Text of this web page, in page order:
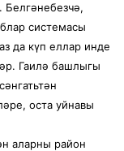
Белгәнебезчә,
системасы
да күп еллар инде
Гаилә башлыгы
оста уйнавы
аларны район